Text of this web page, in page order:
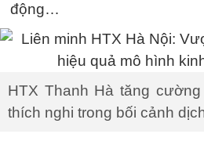
động…
HTX Thanh Hà tăng
thích nghi trong bối cảnh